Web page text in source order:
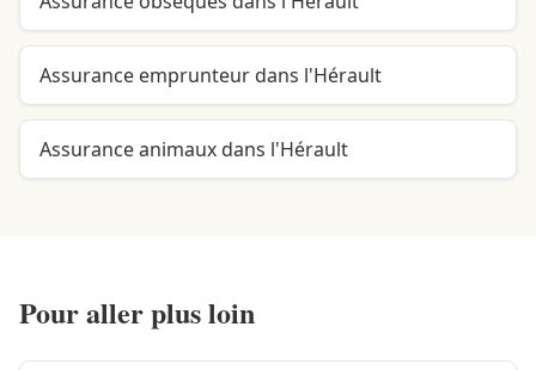
Assurance emprunteur dans l'Hérault
Assurance animaux dans l'Hérault
Pour aller plus loin